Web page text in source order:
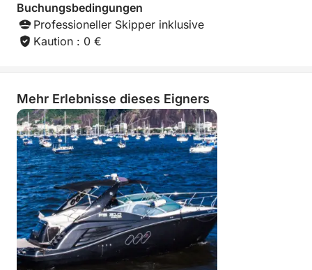
Buchungsbedingungen
Professioneller Skipper inklusive
Kaution : 0 €
Mehr Erlebnisse dieses Eigners